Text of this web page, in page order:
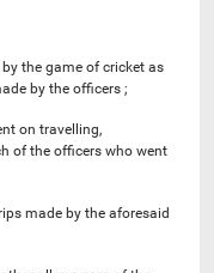
the game of cricket as
by the officers ;
on travelling,
of the officers who went
made by the aforesaid